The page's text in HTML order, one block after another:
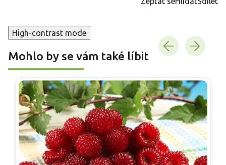
High-contrast mode
Mohlo by se vám také líbit